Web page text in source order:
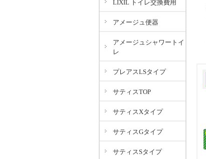
LIXIL トイレ交換費用
アメージュ便器
アメージュシャワートイ
レ
プレアスLSタイプ
サティスTOP
サティスXタイプ
サティスGタイプ
サティスSタイプ